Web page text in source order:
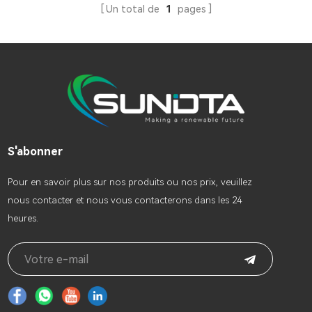
solaire de toit commercial et
admises. Le système est
Un total de 1 pages
S'abonner
Pour en savoir plus sur nos produits ou nos prix, veuillez
nous contacter et nous vous contacterons dans les 24
heures.